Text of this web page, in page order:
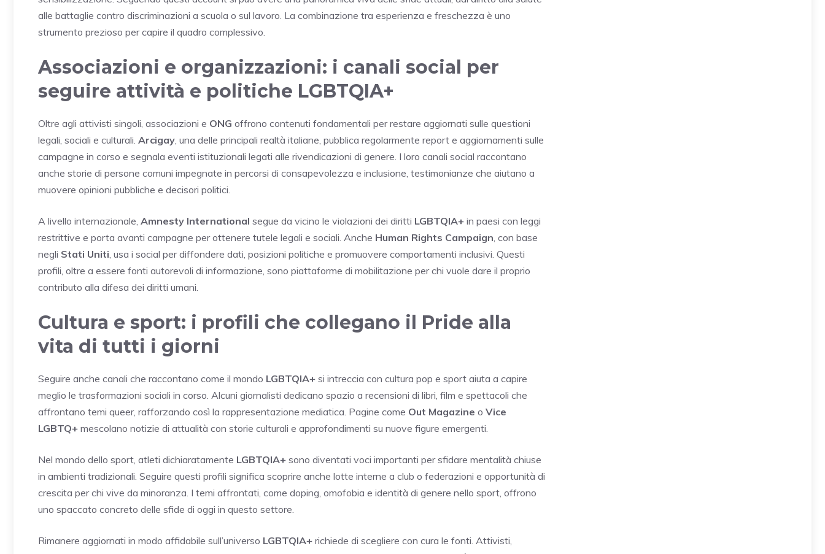
alle battaglie contro discriminazioni a scuola o sul lavoro. La combinazione tra esperienza e freschezza è uno
strumento prezioso per capire il quadro complessivo.
Associazioni e organizzazioni: i canali social per
seguire attività e politiche LGBTQIA+
Oltre agli attivisti singoli, associazioni e ONG offrono contenuti fondamentali per restare aggiornati sulle questioni
legali, sociali e culturali. Arcigay , una delle principali realtà italiane, pubblica regolarmente report e aggiornamenti sulle
campagne in corso e segnala eventi istituzionali legati alle rivendicazioni di genere. I loro canali social raccontano
anche storie di persone comuni impegnate in percorsi di consapevolezza e inclusione, testimonianze che aiutano a
muovere opinioni pubbliche e decisori politici.
A livello internazionale, Amnesty International segue da vicino le violazioni dei diritti LGBTQIA+ in paesi con leggi
restrittive e porta avanti campagne per ottenere tutele legali e sociali. Anche Human Rights Campaign , con base
negli Stati Uniti , usa i social per diffondere dati, posizioni politiche e promuovere comportamenti inclusivi. Questi
profili, oltre a essere fonti autorevoli di informazione, sono piattaforme di mobilitazione per chi vuole dare il proprio
contributo alla difesa dei diritti umani.
Cultura e sport: i profili che collegano il Pride alla
vita di tutti i giorni
Seguire anche canali che raccontano come il mondo LGBTQIA+ si intreccia con cultura pop e sport aiuta a capire
meglio le trasformazioni sociali in corso. Alcuni giornalisti dedicano spazio a recensioni di libri, film e spettacoli che
affrontano temi queer, rafforzando così la rappresentazione mediatica. Pagine come Out Magazine o Vice
LGBTQ+ mescolano notizie di attualità con storie culturali e approfondimenti su nuove figure emergenti.
Nel mondo dello sport, atleti dichiaratamente LGBTQIA+ sono diventati voci importanti per sfidare mentalità chiuse
in ambienti tradizionali. Seguire questi profili significa scoprire anche lotte interne a club o federazioni e opportunità di
crescita per chi vive da minoranza. I temi affrontati, come doping, omofobia e identità di genere nello sport, offrono
uno spaccato concreto delle sfide di oggi in questo settore.
Rimanere aggiornati in modo affidabile sull’universo LGBTQIA+ richiede di scegliere con cura le fonti. Attivisti,